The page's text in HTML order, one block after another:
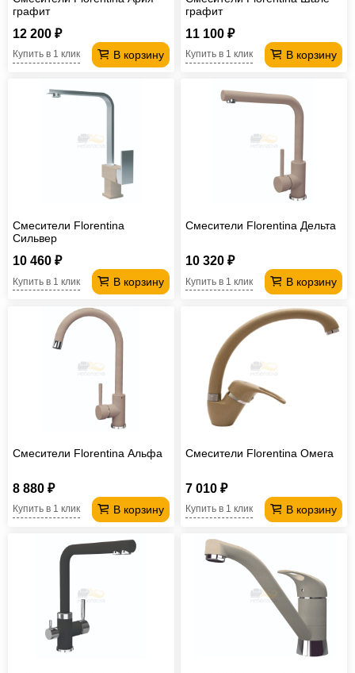
графит
12 200 ₽
В корзину
Купить в 1 клик
графит
11 100 ₽
В корзину
Купить в 1 клик
Смесители Florentina
Сильвер
10 460 ₽
В корзину
Купить в 1 клик
Смесители Florentina Дельта
10 320 ₽
В корзину
Купить в 1 клик
Смесители Florentina Альфа
8 880 ₽
В корзину
Купить в 1 клик
Смесители Florentina Омега
7 010 ₽
В корзину
Купить в 1 клик